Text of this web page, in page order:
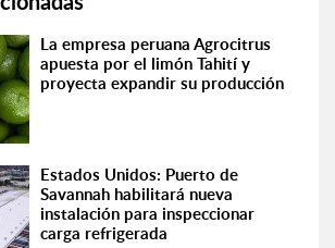
La empresa peruana Agrocitrus
apuesta por el limón Tahití y
proyecta expandir su producción
Estados Unidos: Puerto de
Savannah habilitará nueva
instalación para inspeccionar
carga refrigerada